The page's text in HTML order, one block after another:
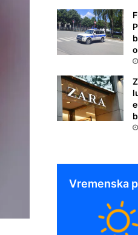
Vremenska